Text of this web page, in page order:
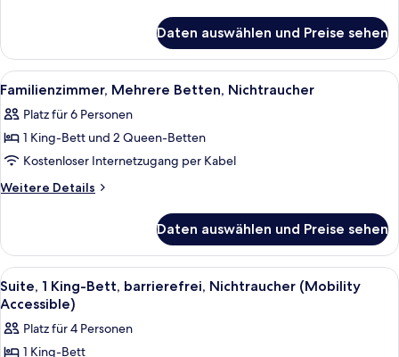
anzeigen
1 King-
Bett,
barrierefrei,
Daten auswählen und Preise sehen
Alle
Fotos
für
Familienzimmer,
Mehrere
Betten,
Ein Badezimmer mit einem weißen
2
Familienzimmer, Mehrere Betten, Nichtraucher
Platz für 6 Personen
1 King-Bett und 2 Queen-Betten
Kostenloser Internetzugang per Kabel
Weitere Details
Weitere
Mehrere
Betten,
Nichtraucher
Daten auswählen und Preise sehen
Alle
Fotos
für
Suite,
Ein Hotelzimmer mit einem großen
2
Suite, 1 King-Bett, barrierefrei, Nichtraucher (Mobility
Accessible)
Platz für 4 Personen
1 King-Bett